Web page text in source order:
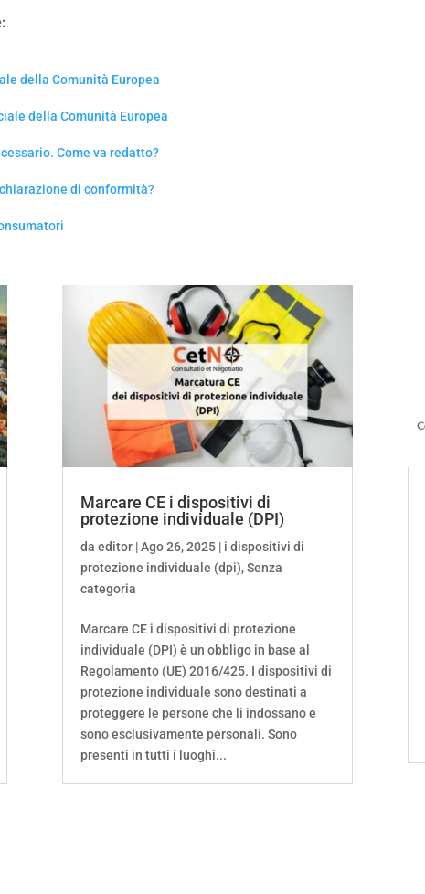
della Comunità Europea
della Comunità Europea
Come va redatto?
di conformità?
Marcare CE i dispositivi di
protezione individuale (DPI)
da editor|Ago 26, 2025| i dispositivi di
protezione individuale (dpi),Senza
categoria
Marcare CE i dispositivi di protezione
individuale (DPI) è un obbligo in base al
Regolamento (UE) 2016/425. I dispositivi di
protezione individuale sono destinati a
proteggere le persone che li indossano e
sono esclusivamente personali. Sono
presenti in tutti i luoghi...